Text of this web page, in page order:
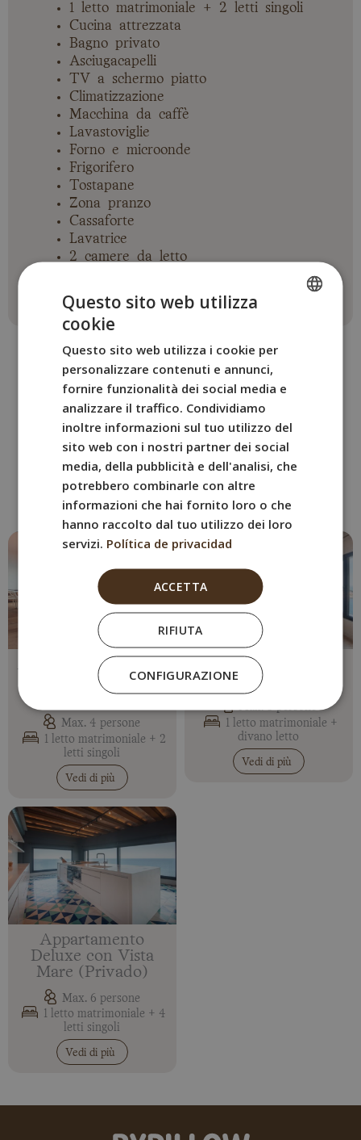
1 letto matrimoniale + 2 letti singoli
Cucina attrezzata
Bagno privato
Asciugacapelli
TV a schermo piatto
Climatizzazione
Macchina da caffè
Lavastoviglie
Forno e microonde
Frigorifero
Tostapane
Zona pranzo
Cassaforte
Lavatrice
2 camere da letto
ALTRE STANZE
Prenota la stanza di BYPILLOW
Cap Sa Sal
che si adatta meglio a te
Appartamento con 2
Camere da Letto e
Vista Mare (Rosa)
Max. 4 persone
1 letto matrimoniale + 2
letti singoli
Vedi di più
Appartamento con
Vista Mare (Crema)
Max. 3 persone
1 letto matrimoniale +
divano letto
Vedi di più
Appartamento
Deluxe con Vista
Mare (Privado)
Max. 6 persone
1 letto matrimoniale + 4
letti singoli
Vedi di più
ENGLISH
GERMAN
Questo sito web utilizza
cookie
Questo sito web utilizza i cookie per
personalizzare contenuti e annunci,
fornire funzionalità dei social media e
analizzare il traffico. Condividiamo
inoltre informazioni sul tuo utilizzo del
sito web con i nostri partner dei social
media, della pubblicità e dell'analisi, che
potrebbero combinarle con altre
informazioni che hai fornito loro o che
hanno raccolto dal tuo utilizzo dei loro
servizi. Política de privacidad
ACCETTA
RIFIUTA
CONFIGURAZIONE